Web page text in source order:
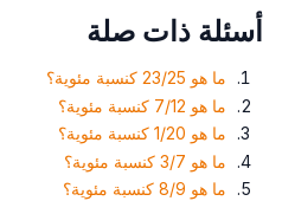
أسئلة ذات صلة
ما هو 23/25 كنسبة مئوية؟
ما هو 7/12 كنسبة مئوية؟
ما هو 1/20 كنسبة مئوية؟
ما هو 3/7 كنسبة مئوية؟
ما هو 8/9 كنسبة مئوية؟